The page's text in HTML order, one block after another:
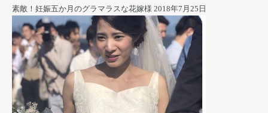
素敵！妊娠五か月のグラマラスな花嫁様 2018年7月25日